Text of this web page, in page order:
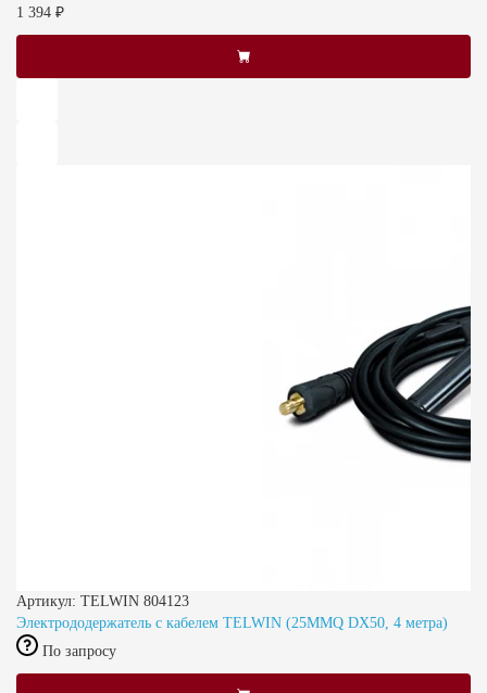
1 394 ₽
Артикул: TELWIN 804123
Электрододержатель с кабелем TELWIN (25MMQ DX50, 4 метра)
По запросу